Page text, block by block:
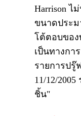
Harrison ไ
ขนาดประม
โต้ตอบของ
เป็นทางกา
รายการปรู๊
11/12/
ชิ้น"